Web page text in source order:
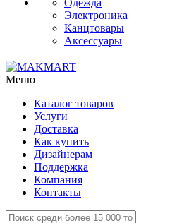
Одежда
Электроника
Канцтовары
Аксессуары
Меню
Каталог товаров
Услуги
Доставка
Как купить
Дизайнерам
Поддержка
Компания
Контакты